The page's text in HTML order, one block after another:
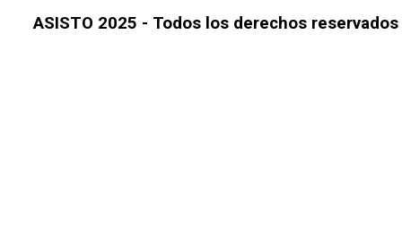
ASISTO 2025 - Todos los derechos reservados